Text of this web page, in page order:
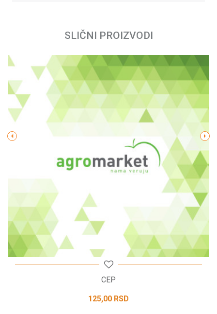
Poruka
SLIČNI PROIZVODI
CEP
125,00 RSD